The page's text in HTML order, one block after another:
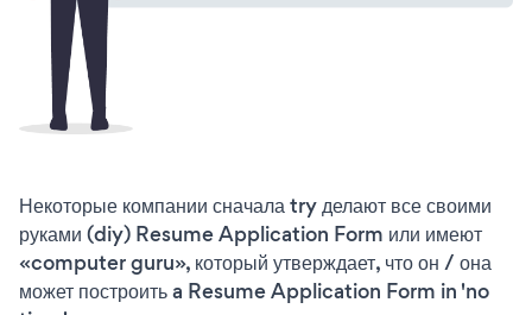
Некоторые компании сначала try делают все своими
руками (diy) Resume Application Form или имеют
«computer guru», который утверждает, что он / она
может построить a Resume Application Form in 'no